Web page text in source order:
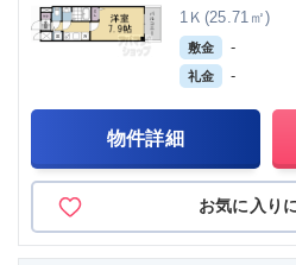
1Ｋ(25.71㎡)
敷金 -
礼金 -
物件詳細
お気に入り